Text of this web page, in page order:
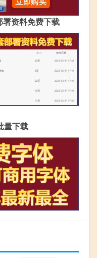
资料免费下载
量下载